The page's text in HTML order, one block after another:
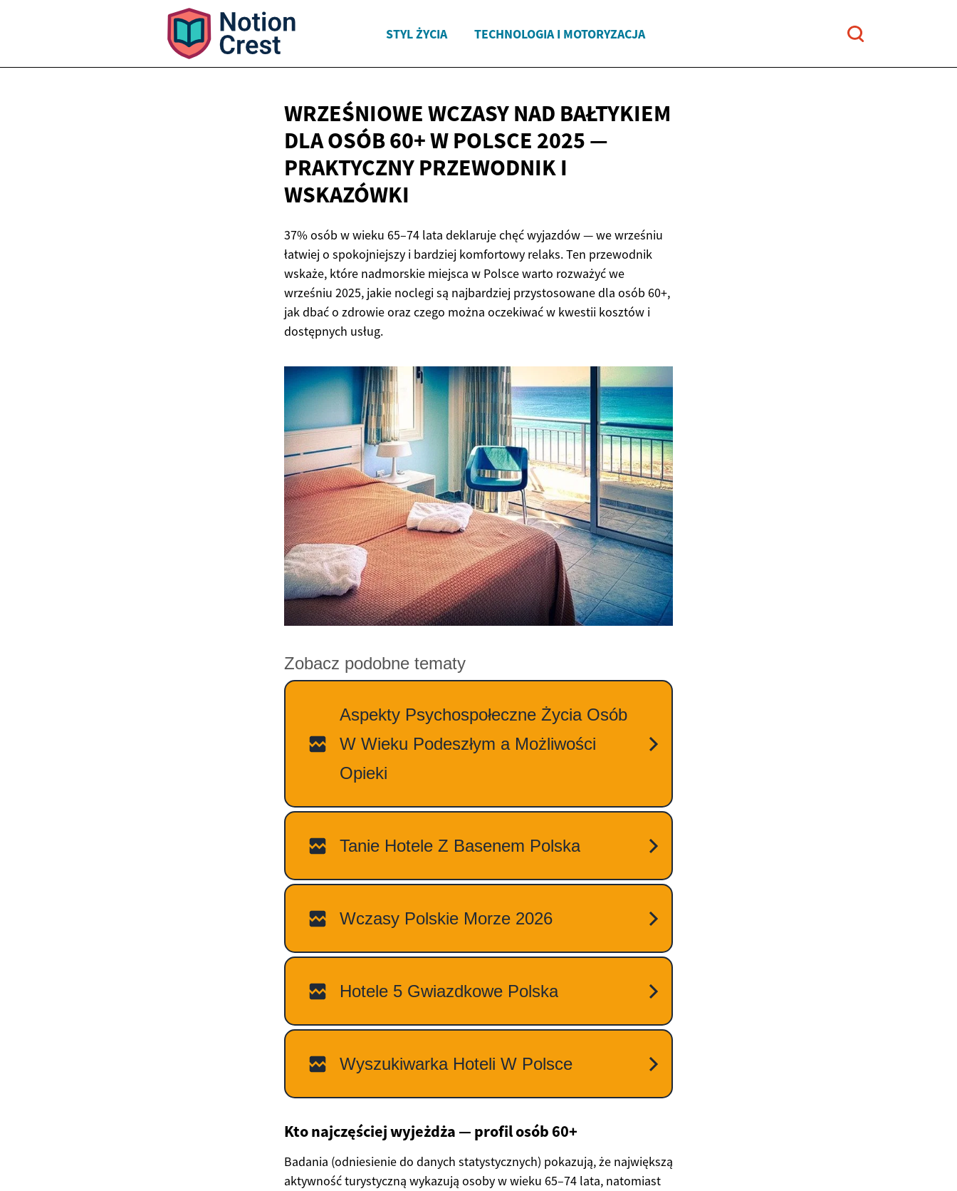
STYL ŻYCIA TECHNOLOGIA I MOTORYZACJA
WRZEŚNIOWE WCZASY NAD BAŁTYKIEM
DLA OSÓB 60+ W POLSCE 2025 —
PRAKTYCZNY PRZEWODNIK I
WSKAZÓWKI
37% osób w wieku 65–74 lata deklaruje chęć wyjazdów — we wrześniu
łatwiej o spokojniejszy i bardziej komfortowy relaks. Ten przewodnik
wskaże, które nadmorskie miejsca w Polsce warto rozważyć we
wrześniu 2025, jakie noclegi są najbardziej przystosowane dla osób 60+,
jak dbać o zdrowie oraz czego można oczekiwać w kwestii kosztów i
dostępnych usług.
Kto najczęściej wyjeżdża — profil osób 60+
Badania (odniesienie do danych statystycznych) pokazują, że największą
aktywność turystyczną wykazują osoby w wieku 65–74 lata, natomiast